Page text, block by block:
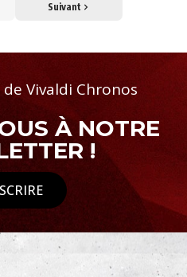
Suivant
de Vivaldi Chronos
À NOTRE
!